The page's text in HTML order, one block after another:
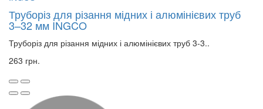
Труборіз для різання мідних і алюмінієвих труб
3–32 мм INGCO
Труборіз для різання мідних і алюмінієвих труб 3-3..
263 грн.